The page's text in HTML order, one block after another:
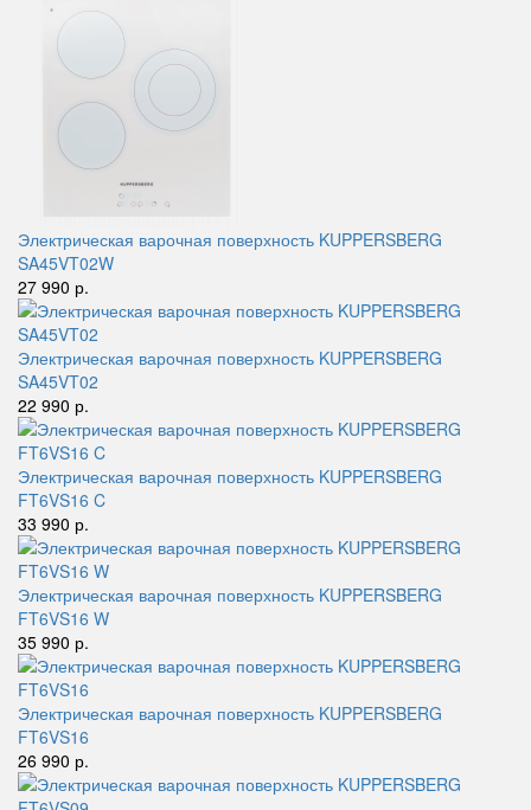
Электрическая варочная поверхность KUPPERSBERG
SA45VT02W
27 990 р.
Электрическая варочная поверхность KUPPERSBERG
SA45VT02
22 990 р.
Электрическая варочная поверхность KUPPERSBERG
FT6VS16 C
33 990 р.
Электрическая варочная поверхность KUPPERSBERG
FT6VS16 W
35 990 р.
Электрическая варочная поверхность KUPPERSBERG
FT6VS16
26 990 р.